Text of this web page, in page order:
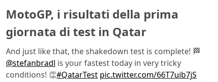
MotoGP, i risultati della prima
giornata di test in Qatar
And just like that, the shakedown test is complete! 🏁
@stefanbradl is your fastest today in very tricky
conditions! 👏#QatarTest pic.twitter.com/66T7uib7jS